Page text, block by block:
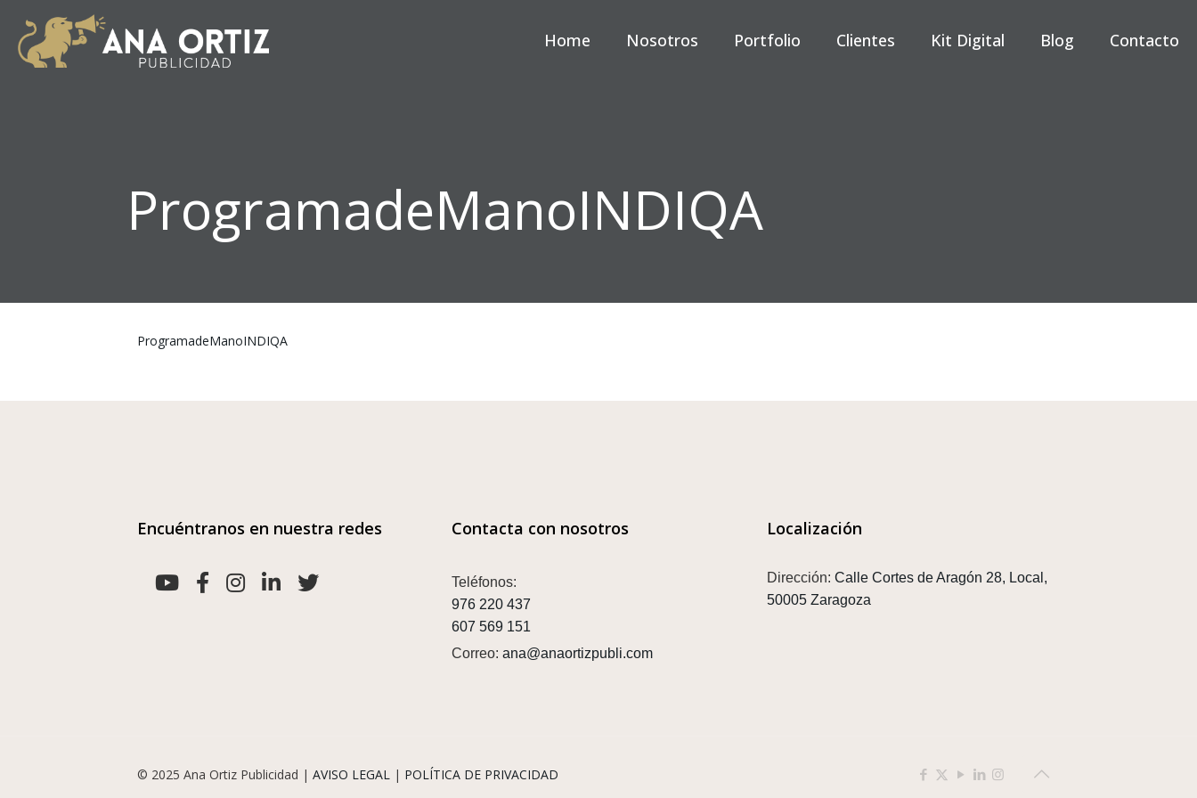
Home Nosotros Portfolio Clientes Kit Digital Blog Contacto
ProgramadeManoINDIQA
ProgramadeManoINDIQA
Encuéntranos en nuestra redes Contacta con nosotros
Teléfonos:
976 220 437
607 569 151
Correo:ana@anaortizpubli.com
Localización
Dirección: Calle Cortes de Aragón 28, Local,
50005 Zaragoza
© 2025 Ana Ortiz Publicidad | AVISO LEGAL | POLÍTICA DE PRIVACIDAD